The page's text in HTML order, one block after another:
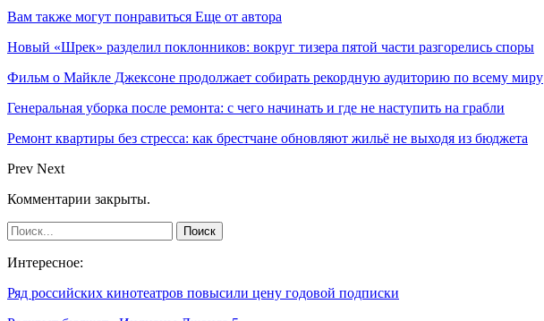
Вам также могут понравиться Еще от автора
Новый «Шрек» разделил поклонников: вокруг тизера пятой части разгорелись споры
Фильм о Майкле Джексоне продолжает собирать рекордную аудиторию по всему миру
Генеральная уборка после ремонта: с чего начинать и где не наступить на грабли
Ремонт квартиры без стресса: как брестчане обновляют жильё не выходя из бюджета
Prev Next
Комментарии закрыты.
Интересное:
Ряд российских кинотеатров повысили цену годовой подписки